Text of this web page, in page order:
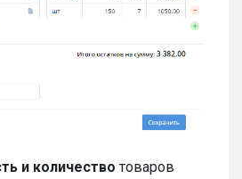
и количество товаров